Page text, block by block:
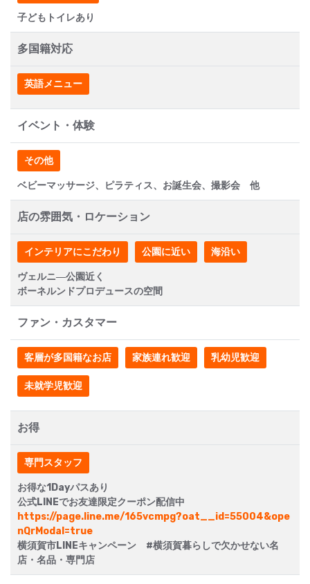
子どもトイレあり
多国籍対応
英語メニュー
イベント・体験
その他
ベビーマッサージ、ピラティス、お誕生会、撮影会 他
店の雰囲気・ロケーション
インテリアにこだわり 公園に近い 海沿い
ヴェルニ―公園近く
ボーネルンドプロデュースの空間
ファン・カスタマー
客層が多国籍なお店 家族連れ歓迎 乳幼児歓迎
未就学児歓迎
お得
専門スタッフ
お得な1Dayパスあり
公式LINEでお友達限定クーポン配信中
https://page.line.me/165vcmpg?oat__id=55004&ope
nQrModal=true
横須賀市LINEキャンペーン #横須賀暮らしで欠かせない名
店・名品・専門店